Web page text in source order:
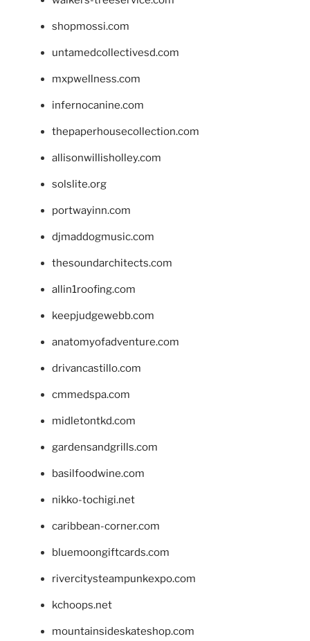
shopmossi.com
untamedcollectivesd.com
mxpwellness.com
infernocanine.com
thepaperhousecollection.com
allisonwillisholley.com
solslite.org
portwayinn.com
djmaddogmusic.com
thesoundarchitects.com
allin1roofing.com
keepjudgewebb.com
anatomyofadventure.com
drivancastillo.com
cmmedspa.com
midletontkd.com
gardensandgrills.com
basilfoodwine.com
nikko-tochigi.net
caribbean-corner.com
bluemoongiftcards.com
rivercitysteampunkexpo.com
kchoops.net
mountainsideskateshop.com